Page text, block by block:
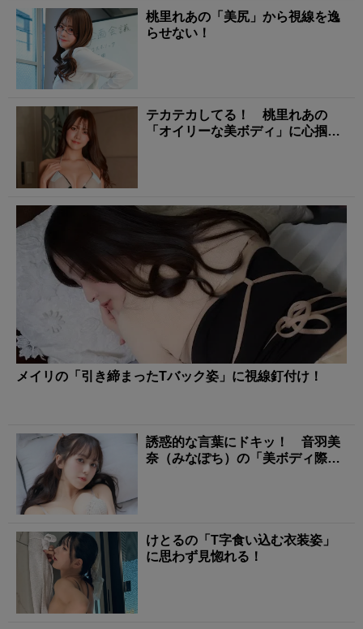
桃里れあの「美尻」から視線を逸
らせない！
テカテカしてる！ 桃里れあの
「オイリーな美ボディ」に心掴ま
メイリの「引き締まったTバック姿」に視線釘付け！
誘惑的な言葉にドキッ！ 音羽美
奈（みなぽち）の「美ボディ際立
けとるの「T字食い込む衣装姿」
に思わず見惚れる！